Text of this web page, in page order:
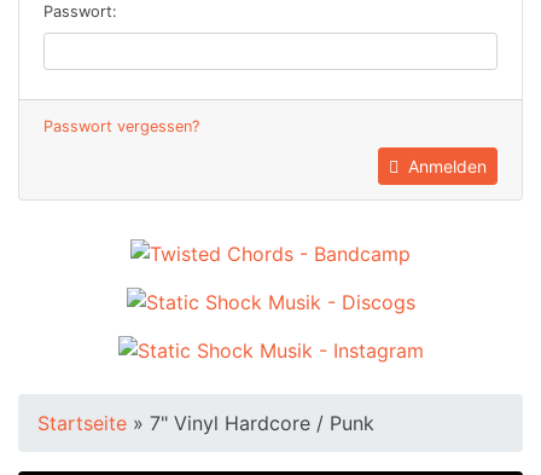
Passwort:
Passwort vergessen?
Anmelden
Startseite » 7" Vinyl Hardcore / Punk